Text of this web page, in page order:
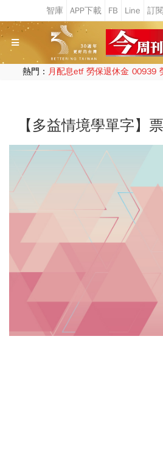
熱門： 月配息etf 勞保退休金 00939
【多益情境學單字】